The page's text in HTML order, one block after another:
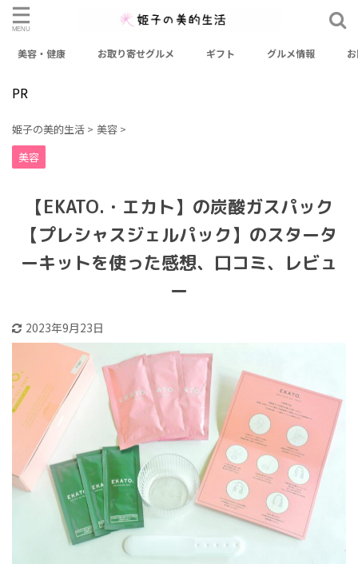
検索
カテゴリー
おせち
ファッション 料理レシピ
美容・健康
2026年3月
2026年1月
2025年12月
2025年11月
2025年10月
2025年9月
2025年8月
2025年7月
美容・健康 お取り寄せグルメ ギフト グルメ情報
PR
姫子の美的生活 > 美容 >
美容
【EKATO.・エカト】の炭酸ガスパック
【プレシャスジェルパック】のスタータ
ーキットを使った感想、口コミ、レビュ
ー
2023年9月23日